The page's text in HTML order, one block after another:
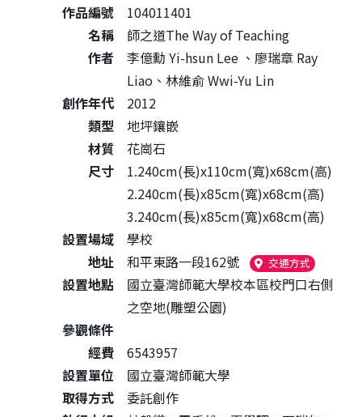
作品編號
104011401
名稱
師之道The Way of Teaching
作者
李億勳 Yi-hsun Lee 、廖瑞章 Ray
Liao、林維俞 Wwi-Yu Lin
創作年代
2012
類型
地坪鑲嵌
材質
花崗石
尺寸
1.240cm(長)x110cm(寬)x68cm(高)
2.240cm(長)x85cm(寬)x68cm(高)
3.240cm(長)x85cm(寬)x68cm(高)
設置場域
學校
地址
和平東路一段162號 交通方式（另開新
設置地點
國立臺灣師範大學校本區校門口右側
之空地(雕塑公園)
參觀條件
經費
6543957
設置單位
國立臺灣師範大學
取得方式
委託創作